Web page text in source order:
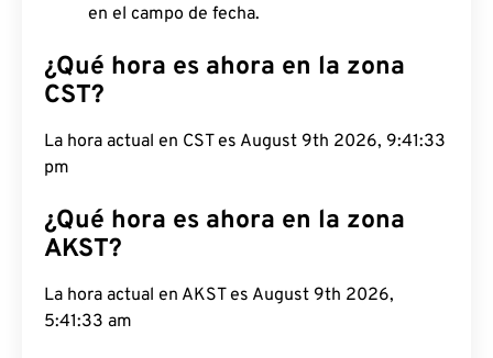
en el campo de fecha.
¿Qué hora es ahora en la zona
CST?
La hora actual en CST es August 9th 2026, 9:41:34
pm
¿Qué hora es ahora en la zona
AKST?
La hora actual en AKST es August 9th 2026,
5:41:34 am